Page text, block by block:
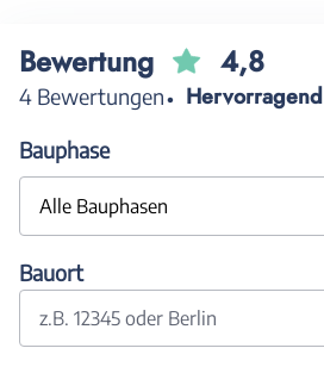
Bewertung 4,8
4 Bewertungen Hervorragend
Bauphase
Alle Bauphasen
Bauort
z.B. 12345 oder Berlin